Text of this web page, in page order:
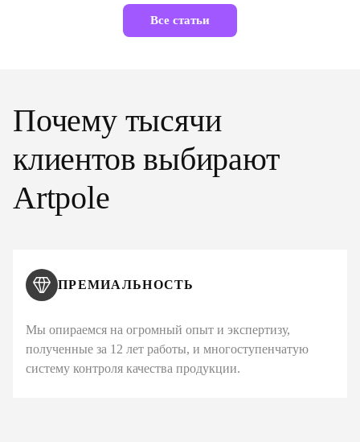
Все статьи
Почему тысячи
клиентов выбирают
Artpole
ПРЕМИАЛЬНОСТЬ
Мы опираемся на огромный опыт и экспертизу,
полученные за 12 лет работы, и многоступенчатую
систему контроля качества продукции.